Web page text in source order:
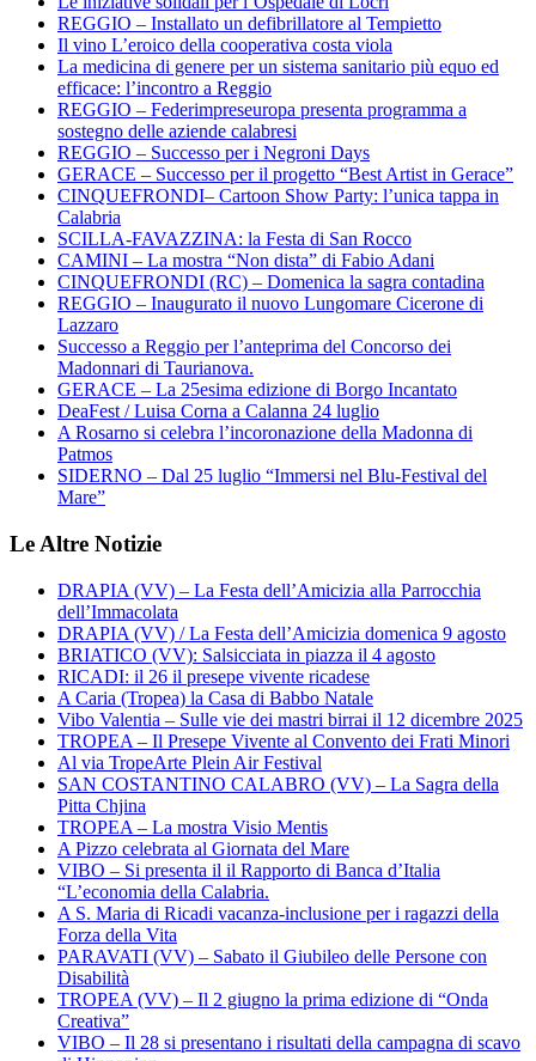
REGGIO – Installato un defibrillatore al Tempietto
Il vino L’eroico della cooperativa costa viola
La medicina di genere per un sistema sanitario più equo ed
efficace: l’incontro a Reggio
REGGIO – Federimpreseuropa presenta programma a
sostegno delle aziende calabresi
REGGIO – Successo per i Negroni Days
GERACE – Successo per il progetto “Best Artist in Gerace”
CINQUEFRONDI– Cartoon Show Party: l’unica tappa in
Calabria
SCILLA-FAVAZZINA: la Festa di San Rocco
CAMINI – La mostra “Non dista” di Fabio Adani
CINQUEFRONDI (RC) – Domenica la sagra contadina
REGGIO – Inaugurato il nuovo Lungomare Cicerone di
Lazzaro
Successo a Reggio per l’anteprima del Concorso dei
Madonnari di Taurianova.
GERACE – La 25esima edizione di Borgo Incantato
DeaFest / Luisa Corna a Calanna 24 luglio
A Rosarno si celebra l’incoronazione della Madonna di
Patmos
SIDERNO – Dal 25 luglio “Immersi nel Blu-Festival del
Mare”
Le Altre Notizie
DRAPIA (VV) – La Festa dell’Amicizia alla Parrocchia
dell’Immacolata
DRAPIA (VV) / La Festa dell’Amicizia domenica 9 agosto
BRIATICO (VV): Salsicciata in piazza il 4 agosto
RICADI: il 26 il presepe vivente ricadese
A Caria (Tropea) la Casa di Babbo Natale
Vibo Valentia – Sulle vie dei mastri birrai il 12 dicembre 2025
TROPEA – Il Presepe Vivente al Convento dei Frati Minori
Al via TropeArte Plein Air Festival
SAN COSTANTINO CALABRO (VV) – La Sagra della
Pitta Chjina
TROPEA – La mostra Visio Mentis
A Pizzo celebrata al Giornata del Mare
VIBO – Si presenta il il Rapporto di Banca d’Italia
“L’economia della Calabria.
A S. Maria di Ricadi vacanza-inclusione per i ragazzi della
Forza della Vita
PARAVATI (VV) – Sabato il Giubileo delle Persone con
Disabilità
TROPEA (VV) – Il 2 giugno la prima edizione di “Onda
Creativa”
VIBO – Il 28 si presentano i risultati della campagna di scavo